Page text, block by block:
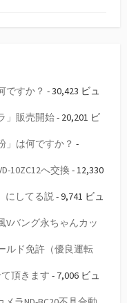
ですか？ - 30,423 ビュ
」販売開始- 20,201 ビ
」は何ですか？ -
10ZC12へ交換 - 12,330
にしてる説 - 9,741 ビュ
Vバング永ちゃんカッ
ルド免許（優良運転
頂きます - 7,006 ビュ